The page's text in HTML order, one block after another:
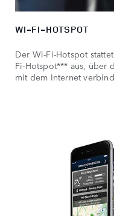
WI-FI-HOTSPOT
Der Wi-Fi-Hotspot
Fi-Hotspot*** aus, über
mit dem Internet